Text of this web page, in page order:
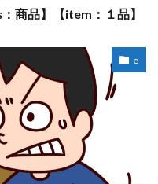
商品】【item：１品】
e